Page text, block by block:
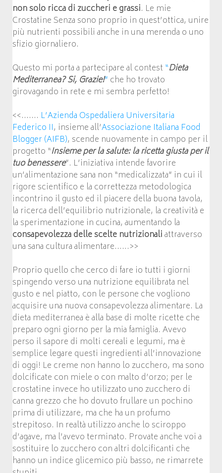
non solo ricca di zuccheri e grassi. Le mie
Crostatine Senza sono proprio in quest’ottica, unire
più nutrienti possibili anche in una merenda o uno
sfizio giornaliero.
Questo mi porta a partecipare al contest “Dieta
Mediterranea? Si, Grazie!” che ho trovato
girovagando in rete e mi sembra perfetto!
<<……. L’Azienda Ospedaliera Universitaria
Federico II, insieme all’Associazione Italiana Food
Blogger (AIFB), scende nuovamente in campo per il
progetto “Insieme per la salute: la ricetta giusta per il
tuo benessere”. L’iniziativa intende favorire
un’alimentazione sana non “medicalizzata” in cui il
rigore scientifico e la correttezza metodologica
incontrino il gusto ed il piacere della buona tavola,
la ricerca dell’equilibrio nutrizionale, la creatività e
la sperimentazione in cucina, aumentando la
consapevolezza delle scelte nutrizionaliattraverso
una sana cultura alimentare……>>
Proprio quello che cerco di fare io tutti i giorni
spingendo verso una nutrizione equilibrata nel
gusto e nel piatto, con le persone che vogliono
acquisire una nuova consapevolezza alimentare. La
dieta mediterranea è alla base di molte ricette che
preparo ogni giorno per la mia famiglia. Avevo
perso il sapore di molti cereali e legumi, ma è
semplice legare questi ingredienti all’innovazione
di oggi! Le creme non hanno lo zucchero, ma sono
dolcificate con miele o con malto d’orzo; per le
crostatine invece ho utilizzato uno zucchero di
canna grezzo che ho dovuto frullare un pochino
prima di utilizzare, ma che ha un profumo
strepitoso. In realtà utilizzo anche lo sciroppo
d’agave, ma l’avevo terminato. Provate anche voi a
sostituire lo zucchero con altri dolcificanti che
hanno un indice glicemico più basso, ne rimarrete